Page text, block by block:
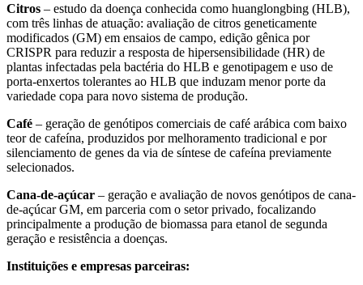
Citros – estudo da doença conhecida como huanglongbing (HLB),
com três linhas de atuação: avaliação de citros geneticamente
modificados (GM) em ensaios de campo, edição gênica por
CRISPR para reduzir a resposta de hipersensibilidade (HR) de
plantas infectadas pela bactéria do HLB e genotipagem e uso de
porta-enxertos tolerantes ao HLB que induzam menor porte da
variedade copa para novo sistema de produção.
Café – geração de genótipos comerciais de café arábica com baixo
teor de cafeína, produzidos por melhoramento tradicional e por
silenciamento de genes da via de síntese de cafeína previamente
selecionados.
Cana-de-açúcar – geração e avaliação de novos genótipos de cana-
de-açúcar GM, em parceria com o setor privado, focalizando
principalmente a produção de biomassa para etanol de segunda
geração e resistência a doenças.
Instituições e empresas parceiras: